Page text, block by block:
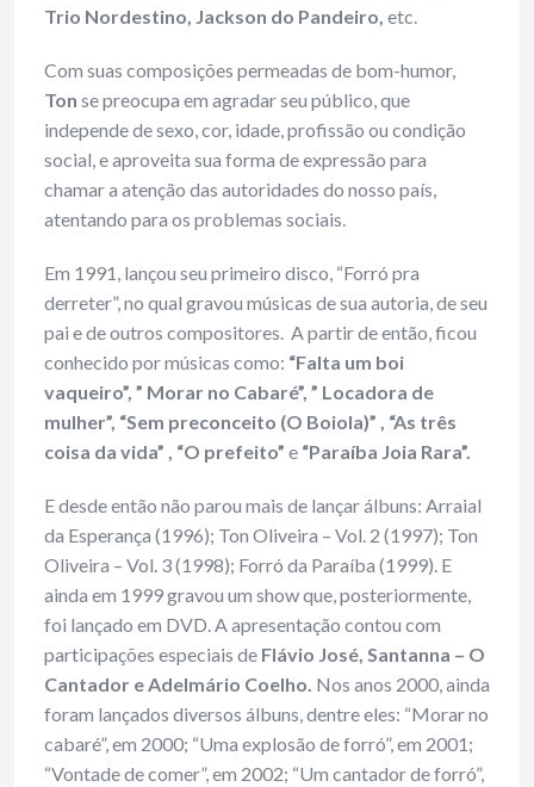
Trio Nordestino, Jackson do Pandeiro, etc.
Com suas composições permeadas de bom-humor,
Ton se preocupa em agradar seu público, que
independe de sexo, cor, idade, profissão ou condição
social, e aproveita sua forma de expressão para
chamar a atenção das autoridades do nosso país,
atentando para os problemas sociais.
Em 1991, lançou seu primeiro disco, “Forró pra
derreter”, no qual gravou músicas de sua autoria, de seu
pai e de outros compositores. A partir de então, ficou
conhecido por músicas como: “Falta um boi
vaqueiro”, ” Morar no Cabaré”, ” Locadora de
mulher”, “Sem preconceito (O Boiola)” , “As três
coisa da vida” , “O prefeito” e “Paraíba Joia Rara”.
E desde então não parou mais de lançar álbuns: Arraial
da Esperança (1996); Ton Oliveira – Vol. 2 (1997); Ton
Oliveira – Vol. 3 (1998); Forró da Paraíba (1999). E
ainda em 1999 gravou um show que, posteriormente,
foi lançado em DVD. A apresentação contou com
participações especiais de Flávio José, Santanna – O
Cantador e Adelmário Coelho. Nos anos 2000, ainda
foram lançados diversos álbuns, dentre eles: “Morar no
cabaré”, em 2000; “Uma explosão de forró”, em 2001;
“Vontade de comer”, em 2002; “Um cantador de forró”,